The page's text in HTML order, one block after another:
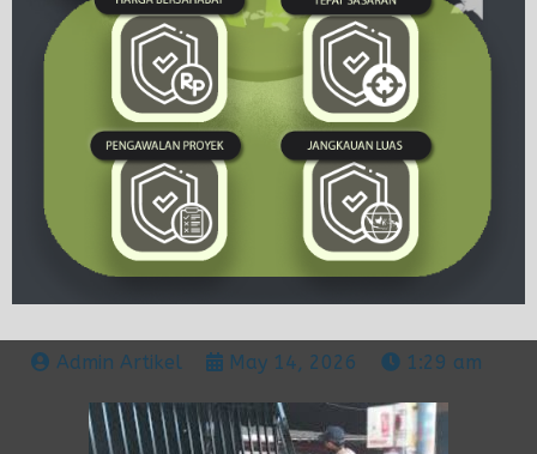
Admin Artikel May 14, 2026 1:29 am